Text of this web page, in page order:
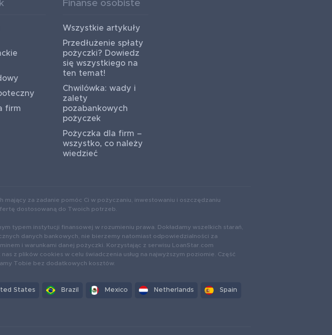
firm
Finanse osobiste
Wszystkie artykuły
Przedłużenie spłaty
pożyczki? Dowiedz
się wszystkiego na
ten temat!
Chwilówka: wady i
zalety
pozabankowych
pożyczek
Pożyczka dla firm –
wszystko, co należy
wiedzieć
za zadanie pomóc Ci w pożyczaniu, inwestowaniu i oszczędzaniu
dostosowaną do Twoich potrzeb.
typem instytucji finansowej w rozumieniu prawa. Dokładamy wszelkich starań,
danych bankowych, nie bierzemy natomiast odpowiedzialności za
i warunkami danej pożyczki. Korzystając z serwisu LoanStar.com
z plików cookies w celu świadczenia usług na najwyższym poziomie. Część
Tobie bez dodatkowych kosztów.
States Brazil Mexico Netherlands Spain